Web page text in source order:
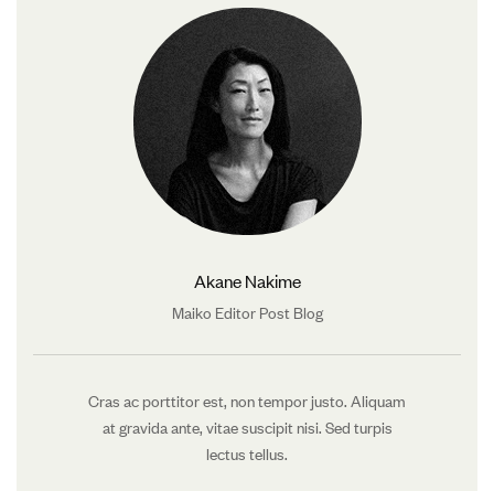
Akane Nakime
Maiko Editor Post Blog
Cras ac porttitor est, non tempor justo. Aliquam
at gravida ante, vitae suscipit nisi. Sed turpis
lectus tellus.